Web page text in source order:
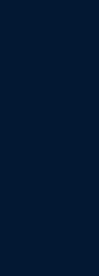
24 時間対応ビ
だけます。ボス
平方フィート)
でご利用いただ